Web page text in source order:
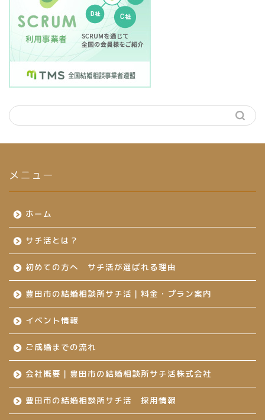
メニュー
ホーム
サチ活とは？
初めての方へ サチ活が選ばれる理由
豊田市の結婚相談所サチ活｜料金・プラン案内
イベント情報
ご成婚までの流れ
会社概要｜豊田市の結婚相談所サチ活株式会社
豊田市の結婚相談所サチ活 採用情報